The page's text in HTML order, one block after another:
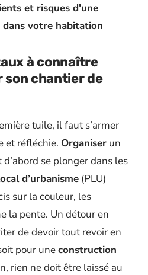
et risques d'une
votre habitation
à connaître
son chantier de
tuile, il faut s’armer
et réfléchie. Organiser un
se plonger dans les
d’urbanisme (PLU)
sur la couleur, les
la pente. Un détour en
de devoir tout revoir en
pour uneconstruction
rien ne doit être laissé au